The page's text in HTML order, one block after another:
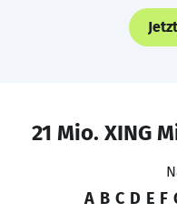
21 Mio. XING
A B C D E F